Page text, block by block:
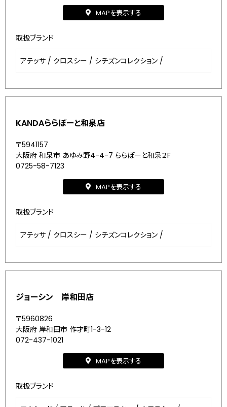
MAPを表示する
取扱ブランド
アテッサ / クロスシー / シチズンコレクション /
KANDAららぽーと和泉店
〒5941157
大阪府 和泉市 あゆみ野4-4-7 ららぽーと和泉２F
0725-58-7123
MAPを表示する
取扱ブランド
アテッサ / クロスシー / シチズンコレクション /
ジョーシン 岸和田店
〒5960826
大阪府 岸和田市 作才町1-3-12
072-437-1021
MAPを表示する
取扱ブランド